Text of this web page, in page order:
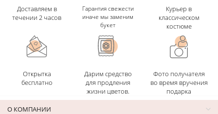
Доставляем в
течении 2 часов
Гарантия свежести
иначе мы заменим
букет
Курьер в
классическом
костюме
Открытка
бесплатно
Дарим средство
для продления
жизни цветов.
Фото получателя
во время вручения
подарка
О КОМПАНИИ